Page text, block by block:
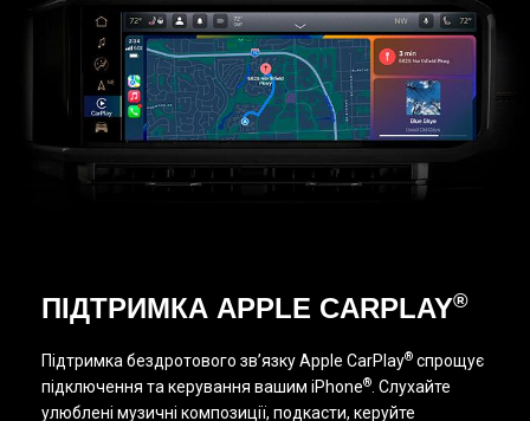
ПІДТРИМКА APPLE CARPLAY®
Підтримка бездротового зв’язку Apple CarPlay® спрощує
підключення та керування вашим iPhone® . Слухайте
улюблені музичні композиції, подкасти, керуйте